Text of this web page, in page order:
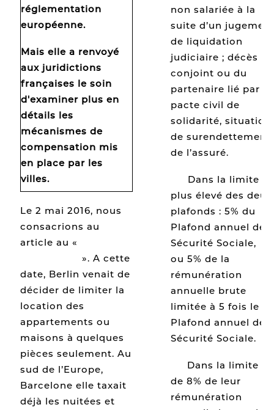
non salariée à la
suite d’un
de liquidation
judiciaire ; décès du
conjoint ou du
partenaire lié par
pacte civil de
solidarité, situation
de surendettement
de l’assuré.
Dans la limite
plus élevé des deux
plafonds : 5% du
Plafond annuel de
Sécurité Sociale,
ou 5% de la
rémunération
annuelle brute
limitée à 5 fois le
Plafond annuel de
Sécurité Sociale.
Dans la limite
de 8% de leur
rémunération
réglementation
européenne.
Mais elle a renvoyé
aux juridictions
françaises le soin
d'examiner plus en
détails les
mécanismes de
compensation mis
en place par les
villes.
Le 2 mai 2016, nous
consacrions au
article au «
». A cette
date, Berlin venait de
décider de limiter la
location des
appartements ou
maisons à quelques
pièces seulement. Au
sud de l’Europe,
Barcelone elle taxait
déjà les nuitées et